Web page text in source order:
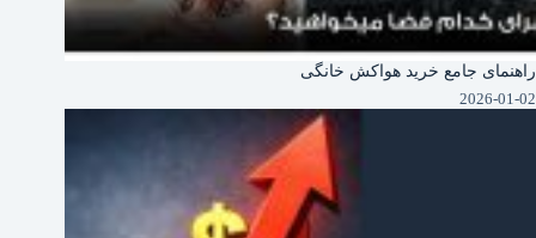
راهنمای جامع خرید هواکش خانگی
2026-01-02